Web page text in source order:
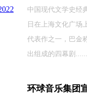
中国现代文学史经
日在上海文化广
代表作之一，巴金
出组成的四幕剧......
环球音乐集团